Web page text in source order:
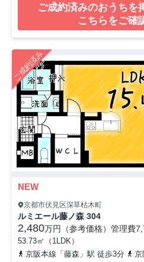
ご成約済みのおうちを
こちらをご確
ご成約済み
NEW
京都市伏見区深草枯木町
ルミエール藤ノ森 304
2,480万円（参考価格） 管理費
53.73㎡（1LDK）
京阪本線「藤森」駅 徒歩3分
京